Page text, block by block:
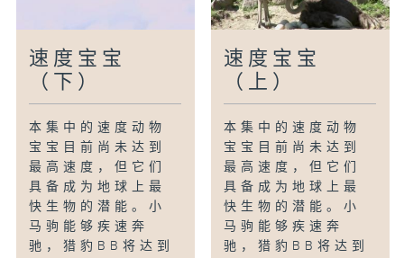
速度宝宝
（下）
本集中的速度动物
宝宝目前尚未达到
最高速度，但它们
具备成为地球上最
快生物的潜能。小
马驹能够疾速奔
驰，猎豹BB将达到
速度宝宝
（上）
本集中的速度动物
宝宝目前尚未达到
最高速度，但它们
具备成为地球上最
快生物的潜能。小
马驹能够疾速奔
驰，猎豹BB将达到